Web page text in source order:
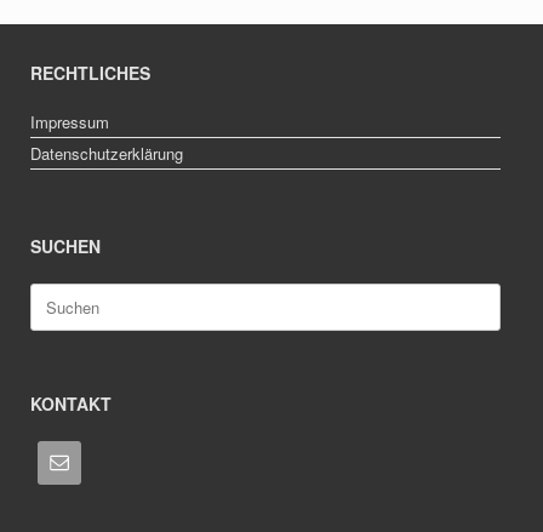
RECHTLICHES
Impressum
Datenschutzerklärung
SUCHEN
nach:
KONTAKT